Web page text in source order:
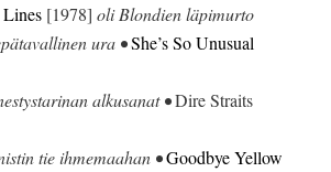
[1978] oli Blondien läpimurto
ura •She’s So Unusual
alkusanat •Dire Straits
tie ihmemaahan •Goodbye Yellow